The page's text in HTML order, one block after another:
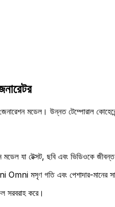
মডেল। উন্নত টেম্পোরাল
যা টেক্সট, ছবি এবং ভিডিওকে
Omni মসৃণ গতি এবং পেশাদার-মানের
সরবরাহ করে।